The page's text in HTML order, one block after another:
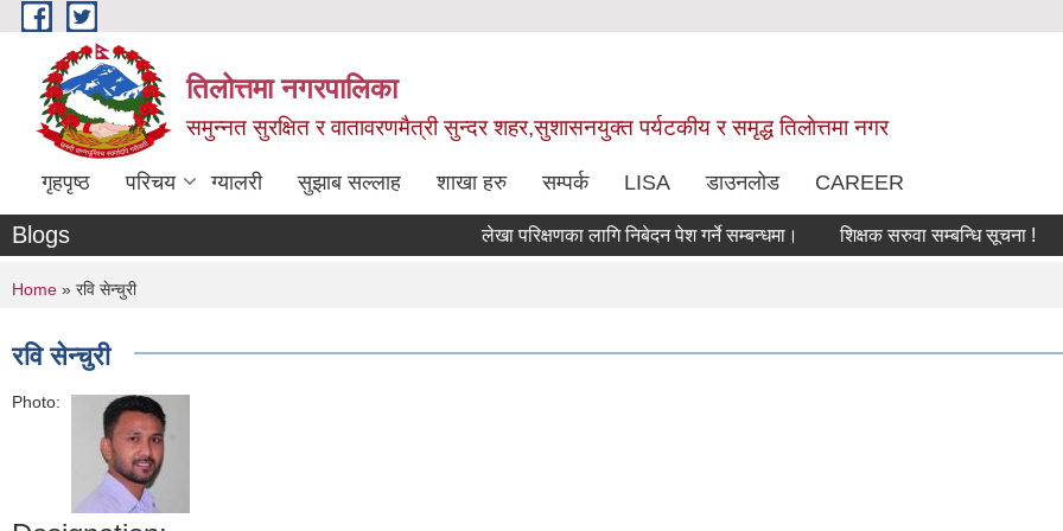
Skip to main content
तिलोत्तमा नगरपालिका
समुन्नत सुरक्षित र वातावरणमैत्री सुन्दर शहर,सुशासनयुक्त पर्यटकीय र समृद्ध तिलाेत्तमा नगर
गृहपृष्ठ परिचय ग्यालरी सुझाब सल्लाह शाखा हरु सम्पर्क LISA डाउनलोड CAREER
Blogs लेखा परिक्षणका लागि निबेदन पेश गर्ने सम्बन्धमा। शिक्षक सरुवा सम्बन्धि सूचना !
You are here
Home » रवि सेन्चुरी
रवि सेन्चुरी
Photo: